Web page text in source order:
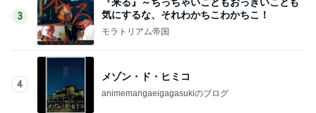
3
気にするな、それわかちこわかちこ！
モラトリアム帝国
4
メゾン・ド・ヒミコ
animemangaeigagasukiのブログ